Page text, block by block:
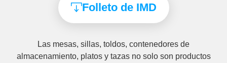
Folleto de IMD
Las mesas, sillas, toldos, contenedores de
almacenamiento, platos y tazas no solo son productos